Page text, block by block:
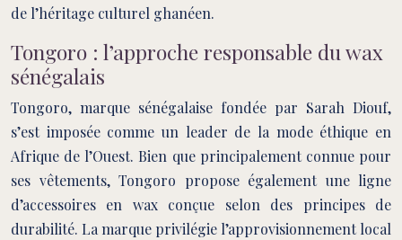
de l’héritage culturel ghanéen.
Tongoro : l’approche responsable du wax
sénégalais
Tongoro, marque sénégalaise fondée par Sarah Diouf,
s’est imposée comme un leader de la mode éthique en
Afrique de l’Ouest. Bien que principalement connue pour
ses vêtements, Tongoro propose également une ligne
d’accessoires en wax conçue selon des principes de
durabilité. La marque privilégie l’approvisionnement local